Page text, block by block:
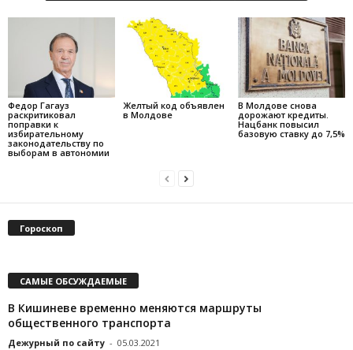
Федор Гагауз
раскритиковал
поправки к
избирательному
законодательству по
выборам в автономии
Желтый код объявлен
в Молдове
В Молдове снова
дорожают кредиты.
Нацбанк повысил
базовую ставку до 7,5%
Гороскоп
САМЫЕ ОБСУЖДАЕМЫЕ
В Кишиневе временно меняются маршруты
общественного транспорта
Дежурный по сайту - 05.03.2021